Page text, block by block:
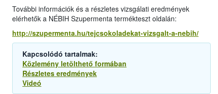
További információk és a részletes vizsgálati eredmények
elérhetők a NÉBIH Szupermenta termékteszt oldalán:
http://szupermenta.hu/tejcsokoladekat-vizsgalt-a-nebih/
Kapcsolódó tartalmak:
Közlemény letölthető formában
Részletes eredmények
Videó